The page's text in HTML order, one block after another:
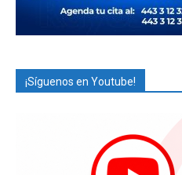
¡Síguenos en Youtube!